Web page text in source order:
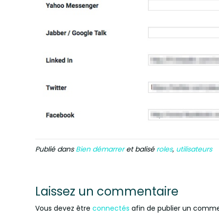
Publié dans Bien démarreret balisé roles, utilisateurs
Laissez un commentaire
Vous devez être connectés afin de publier un